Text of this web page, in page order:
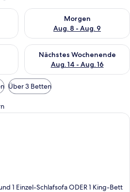
für heute Nacht, Aug. 7 - Aug. 8.
Morgen
Aug. 8 - Aug. 9
Überprüfe die Verfügbarkeit
für dieses Wochenende, Aug. 7
Nächstes Wochenende
Aug. 14 - Aug. 16
Überprüfe die Verfügbarkeit
Über 3 Betten
Ein Hotelzimmer mit einem Bett,
1 Einzel-Schlafsofa ODER 1 King-Bett